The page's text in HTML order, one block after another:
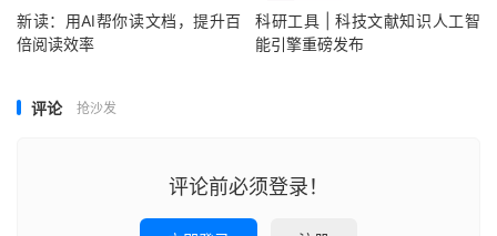
新读：用AI帮你读文档，提升百
倍阅读效率
科研工具 | 科技文献知识人工智
能引擎重磅发布
评论 抢沙发
评论前必须登录！